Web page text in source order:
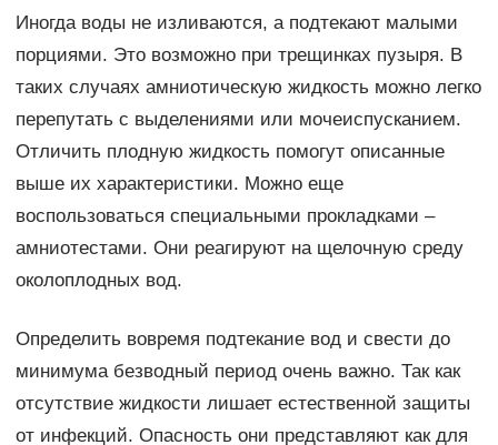
Иногда воды не изливаются, а подтекают малыми
порциями. Это возможно при трещинках пузыря. В
таких случаях амниотическую жидкость можно легко
перепутать с выделениями или мочеиспусканием.
Отличить плодную жидкость помогут описанные
выше их характеристики. Можно еще
воспользоваться специальными прокладками –
амниотестами. Они реагируют на щелочную среду
околоплодных вод.
Определить вовремя подтекание вод и свести до
минимума безводный период очень важно. Так как
отсутствие жидкости лишает естественной защиты
от инфекций. Опасность они представляют как для